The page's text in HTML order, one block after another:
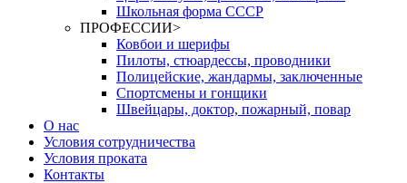
Школьная форма СССР
ПРОФЕССИИ>
Ковбои и шерифы
Пилоты, стюардессы, проводники
Полицейские, жандармы, заключенные
Спортсмены и гонщики
Швейцары, доктор, пожарный, повар
О нас
Условия сотрудничества
Условия проката
Контакты